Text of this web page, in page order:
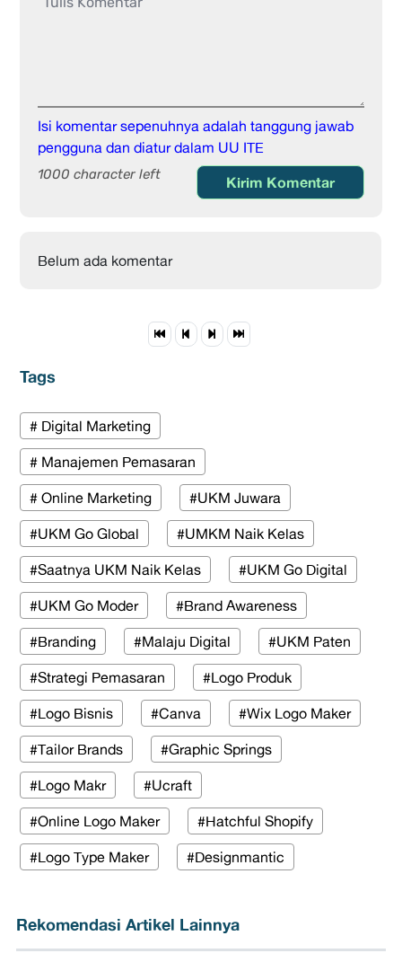
Isi komentar sepenuhnya adalah tanggung jawab
pengguna dan diatur dalam UU ITE
1000 character left Kirim Komentar
Belum ada komentar
Tags
# Digital Marketing
# Manajemen Pemasaran
# Online Marketing #UKM Juwara
#UKM Go Global #UMKM Naik Kelas
#Saatnya UKM Naik Kelas #UKM Go Digital
#UKM Go Moder #Brand Awareness
#Branding #Malaju Digital #UKM Paten
#Strategi Pemasaran #Logo Produk
#Logo Bisnis #Canva #Wix Logo Maker
#Tailor Brands #Graphic Springs
#Logo Makr #Ucraft
#Online Logo Maker #Hatchful Shopify
#Logo Type Maker #Designmantic
Rekomendasi Artikel Lainnya